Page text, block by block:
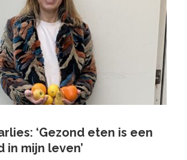
‘Gezond eten is een
in mijn leven’